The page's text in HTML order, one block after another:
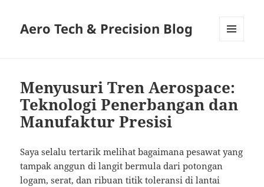
Aero Tech & Precision Blog
Menyusuri Tren Aerospace:
Teknologi Penerbangan dan
Manufaktur Presisi
Saya selalu tertarik melihat bagaimana pesawat yang
tampak anggun di langit bermula dari potongan
logam, serat, dan ribuan titik toleransi di lantai